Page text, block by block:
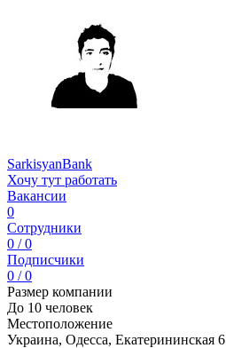
SarkisyanBank
Хочу тут работать
Вакансии
0
Сотрудники
0 / 0
Подписчики
0 / 0
Размер компании
До 10 человек
Местоположение
Украина, Одесса, Екатерининская 6